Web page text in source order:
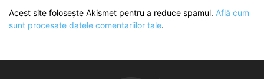
Acest site folosește Akismet pentru a reduce spamul. Află cum
sunt procesate datele comentariilor tale.